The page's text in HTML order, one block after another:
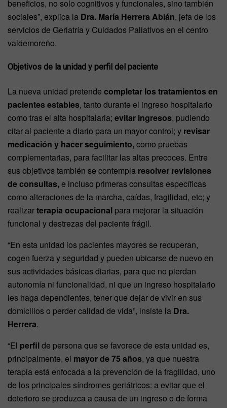
beneficios, no solo cognitivos y funcionales, sino también
sociales”, explica la Dra. María Herrera Abián, jefa de los
servicios de Geriatría y Cuidados Paliativos en el centro
valdemoreño.
Objetivos de la unidad y perfil del paciente
La nueva unidad pretende completar los tratamientos en
pacientes estables, tanto durante el ingreso hospitalario
como tras el alta hospitalaria; evitar ingresos, pudiendo
citar al paciente a diario para un mayor control; y revisar
medicación y hacer seguimiento,como pruebas
complementarias, para facilitar las altas precoces. Entre
sus objetivos también se contempla resolver revisiones
de consultas,e incluso primeras consultas específicas
como alteraciones de la marcha, caídas, fragilidad, etc; y
realizarterapia ocupacional para mejorar la situación
funcional y destrezas del paciente frágil.
“En esta unidad los pacientes mayores se recuperan,
cogen fuerza y seguridad y pueden ubicarse de nuevo en
sus actividades básicas diarias, para que no pierdan
autonomía ni funcionalidad, ni que un ingreso hospitalario
les haga dependientes, tener que dejar de vivir en sus
domicilios o perder calidad de vida”, insiste la Dra.
Herrera.
“El perfilde persona que se favorece de esta unidad es,
principalmente, el mayor de 75 años, ya que nuestra
terapia está enfocada a la prevención de la fragilidad, uno
de los principales síndromes geriátricos: a evitar que el
deterioro se produzca a causa de un ingreso o de forma